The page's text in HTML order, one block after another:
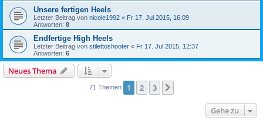
Unsere fertigen Heels
Letzter Beitrag von nicole1992 « Fr 17. Jul 2015, 16:09
Antworten: 8
Endfertige High Heels
Letzter Beitrag von stilettoshooter « Fr 17. Jul 2015, 12:37
Antworten: 6
Neues Thema
71 Themen 1 2 3
Gehe zu